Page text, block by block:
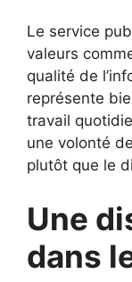
Le service
valeurs
qualité de
représente
travail
une volonté
plutôt que le
Une
dans